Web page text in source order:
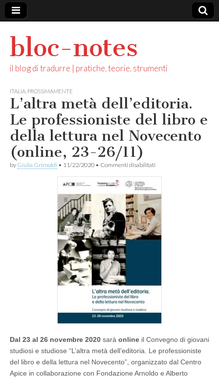
bloc-notes
il blog di tradurre | pratiche, teorie, strumenti
ITALIA PROSSIMAMENTE
L’altra metà dell’editoria.
Le professioniste del libro e
della lettura nel Novecento
(online, 23-26/11)
by Giulia Grimoldi • 11/22/2020 • Commenti disabilitati
dell’editoria.
Le
del
libro
e
della
lettura
Dal 23 al 26 novembre 2020 sarà online il Convegno di giovani
studiosi e studiose “L’altra metà dell’editoria. Le professioniste
del libro e della lettura nel Novecento”, organizzato dal Centro
Apice in collaborazione con Fondazione Arnoldo e Alberto